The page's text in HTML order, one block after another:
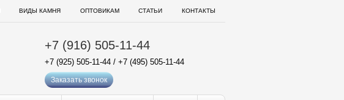
ВИДЫ КАМНЯ ОПТОВИКАМ СТАТЬИ КОНТАКТЫ
+7 (916) 505-11-44
+7 (925) 505-11-44 / +7 (495) 505-11-44
Заказать звонок